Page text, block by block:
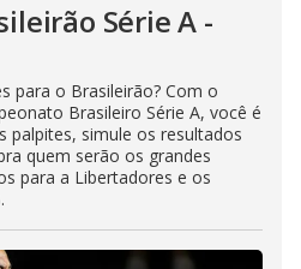
Série A -
para o Brasileirão? Com o
Brasileiro Série A, você é
palpites, simule os resultados
quem serão os grandes
para a Libertadores e os